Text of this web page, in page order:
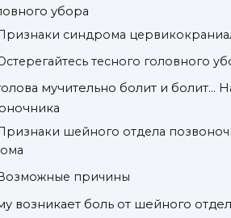
убора
синдрома
тесного головного
мучительно болит и
шейного отдела
причины
возникает боль от шейного